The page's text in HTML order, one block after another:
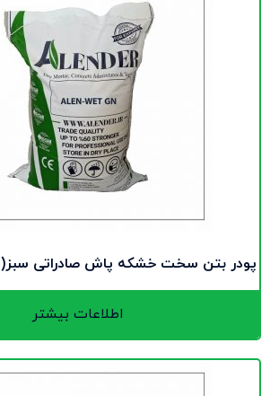
پودر بتن سخت خشکه پاش صادراتی سبز(ALEN-WET GN)
اطلاعات بیشتر